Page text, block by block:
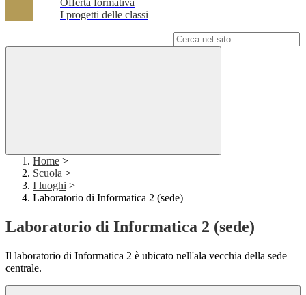
Offerta formativa
I progetti delle classi
Home >
Scuola >
I luoghi >
Laboratorio di Informatica 2 (sede)
Laboratorio di Informatica 2 (sede)
Il laboratorio di Informatica 2 è ubicato nell'ala vecchia della sede
centrale.